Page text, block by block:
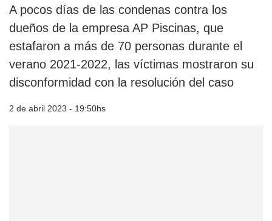
A pocos días de las condenas contra los
dueños de la empresa AP Piscinas, que
estafaron a más de 70 personas durante el
verano 2021-2022, las víctimas mostraron su
disconformidad con la resolución del caso
2 de abril 2023 - 19:50hs